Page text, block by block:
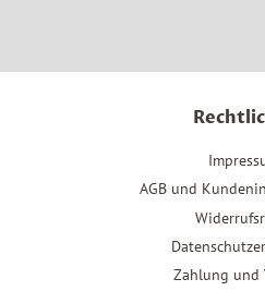
AGB und
Zahlung und